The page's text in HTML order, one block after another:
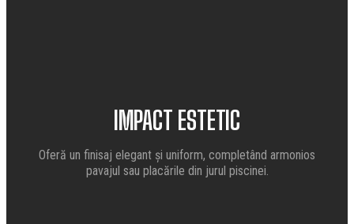
IMPACT ESTETIC
Oferă un finisaj elegant și uniform, completând armonios
pavajul sau placările din jurul piscinei.